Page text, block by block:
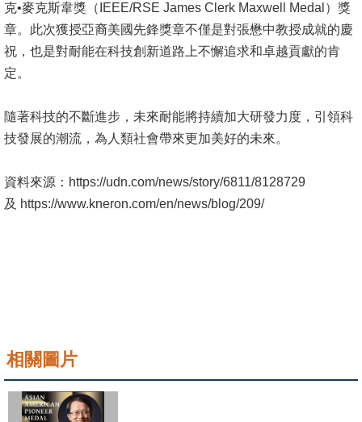
大
首
頁
站
導
聯
克•麥克斯韋獎（IEEE/RSE James Clerk Maxwell Medal）獎
章。此次獲授亞裔美國先鋒獎章不僅是對張懋中教授成就的慶
祝，也是對耐能在科技創新道路上不懈追求和卓越貢獻的肯
定。
隨著科技的不斷進步，未來耐能將持續加大研發力度，引領科
技發展的潮流，為人類社會帶來更加美好的未來。
資料來源：https://udn.com/news/story/6811/8128729
及 https://www.kneron.com/en/news/blog/209/
相關圖片